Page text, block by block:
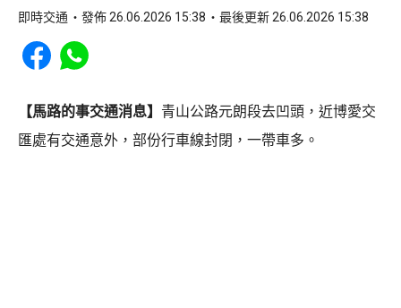
即時交通 發佈 26.06.2026 15:38 最後更新 26.06.2026 15:38
Share to Facebook
Share to WhatsApp
【馬路的事交通消息】 青山公路元朗段去凹頭，近博愛交
匯處有交通意外，部份行車線封閉，一帶車多。